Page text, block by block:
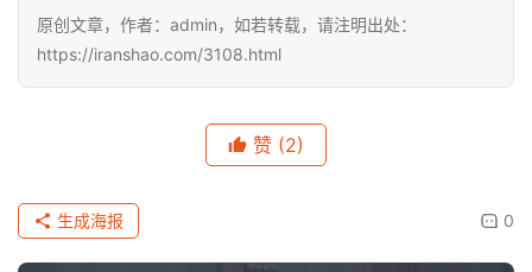
原创文章，作者：admin，如若转载，请注明出处：
https://iranshao.com/3108.html
赞 (2)
0
生成海报